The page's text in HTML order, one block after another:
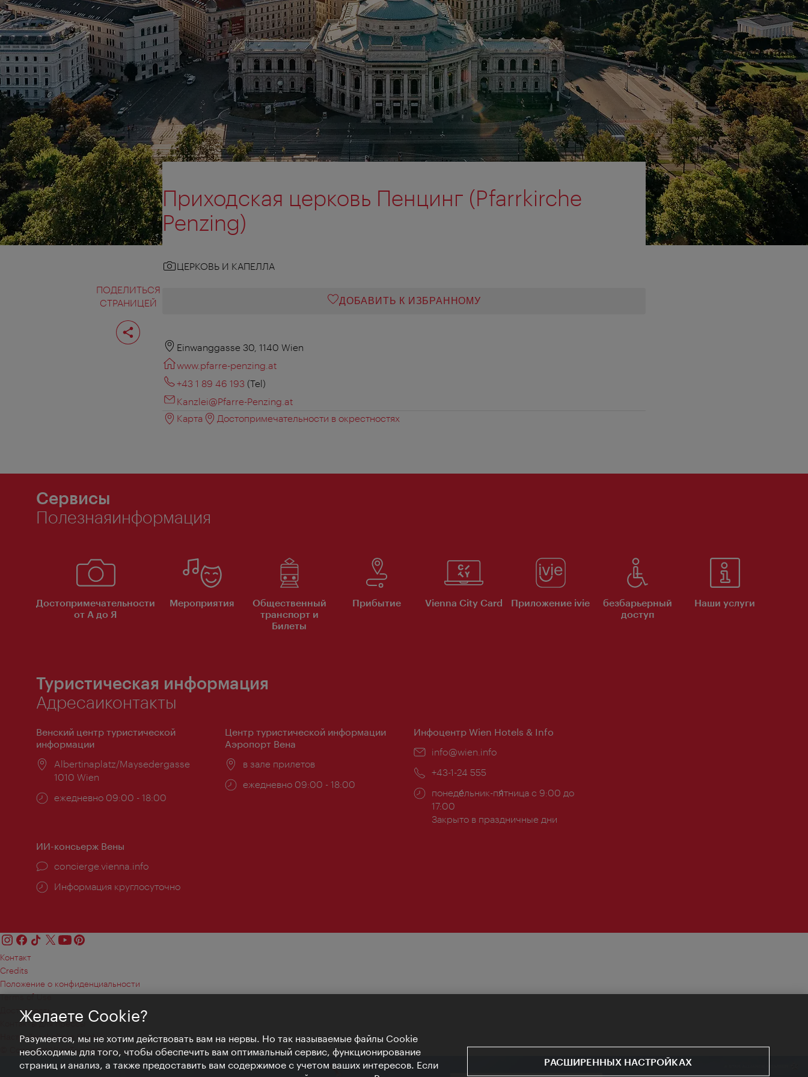
ПОДЕЛИТЬСЯ
СТРАНИЦЕЙ
Поделиться
страницей
Приходская церковь Пенцинг (Pfarrkirche
Penzing)
ЦЕРКОВЬ И КАПЕЛЛА
ДОБАВИТЬ К ИЗБРАННОМУ
Einwanggasse 30, 1140 Wien
www.pfarre-penzing.at
+43 1 89 46 193 (Tel)
Kanzlei@Pfarre-Penzing.at
Карта
Достопримечательности в окрестностях
Сервисы
Полезнаяинформация
Достопримечательности
от А до Я
Мероприятия
Общественный
транспорт и
Билеты
Прибытие Vienna City Card Приложение ivie
безбарьерный
доступ
Наши услуги
Туристическая информация
Адресаиконтакты
Венский центр туристической
информации
Расположение:
Albertinaplatz/Maysedergasse
1010 Wien
Часы
ежедневно 09:00 - 18:00
Центр туристической информации
Аэропорт Вена
Расположение:
в зале прилетов
Часы
ежедневно 09:00 - 18:00
Инфоцентр Wien Hotels & Info
Эл.
info@wien.info
Телефон:
+43-1-24 555
Часы
работы:
понеде́льник-пя́тница с 9:00 до
17:00
Закрыто в праздничные дни
ИИ-консьерж Вены
concierge.vienna.info
Информация круглосуточно
Контакт
Credits
Положение о конфиденциальности
Terms of Use
Доступность
Контакты для прессы
Настройки файлов Cookie
© Copyright WienTourismus
Желаете Cookie?
Разумеется, мы не хотим действовать вам на нервы. Но так называемые файлы Cookie
необходимы для того, чтобы обеспечить вам оптимальный сервис, функционирование
страниц и анализ, а также предоставить вам содержимое с учетом ваших интересов. Если
РАСШИРЕННЫХ НАСТРОЙКАХ